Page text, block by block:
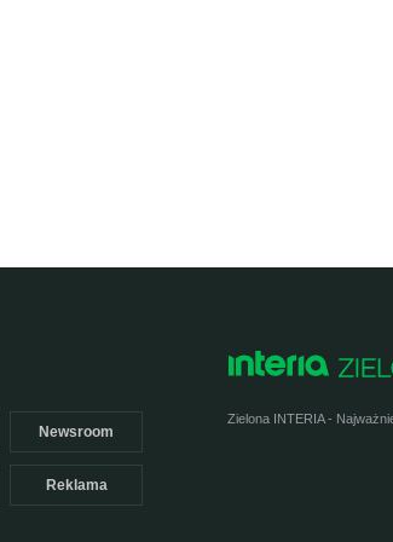
Newsroom
Reklama
Zielona INTERIA -